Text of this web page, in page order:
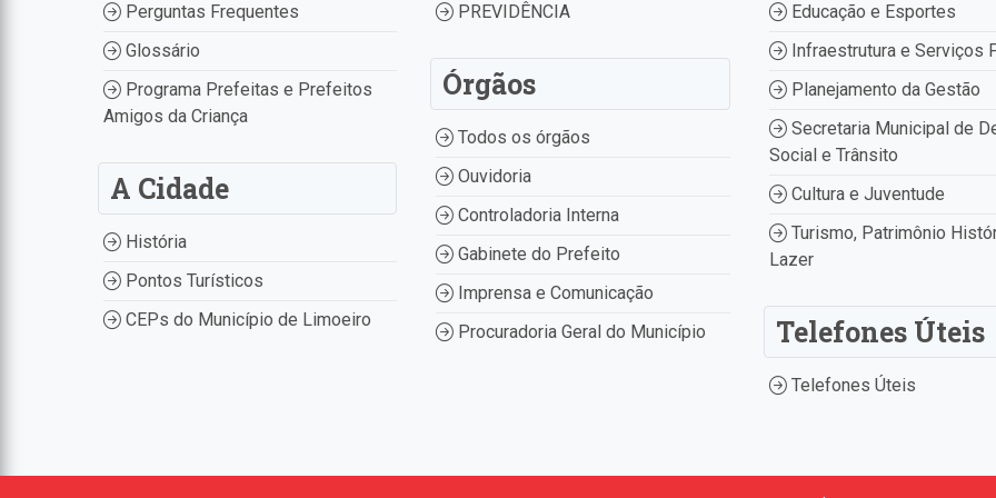
Perguntas Frequentes
Glossário
Programa Prefeitas e Prefeitos
Amigos da Criança
A Cidade
História
Pontos Turísticos
CEPs do Município de Limoeiro
PREVIDÊNCIA
Órgãos
Todos os órgãos
Ouvidoria
Controladoria Interna
Gabinete do Prefeito
Imprensa e Comunicação
Procuradoria Geral do Município
Educação e Esportes
Infraestrutura e Serviços
Planejamento da Gestão
Secretaria Municipal de
Social e Trânsito
Cultura e Juventude
Turismo, Patrimônio
Lazer
Telefones Úteis
Telefones Úteis